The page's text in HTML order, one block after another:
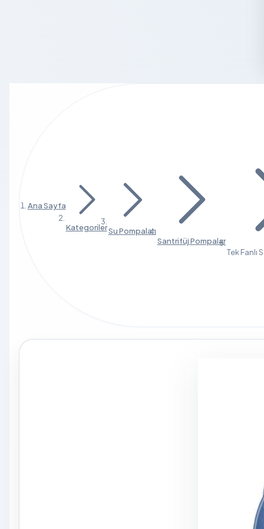
Ana Sayfa
KategorilerSu Pompaları
Santrifüj Pompalar
Tek Fanlı